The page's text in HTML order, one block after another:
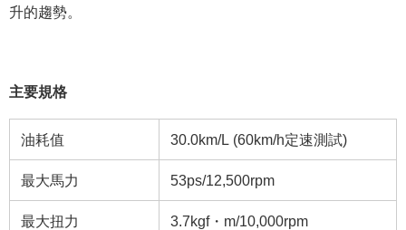
升的趨勢。
主要規格
油耗值 30.0km/L (60km/h定速測試)
最大馬力 53ps/12,500rpm
最大扭力 3.7kgf・m/10,000rpm